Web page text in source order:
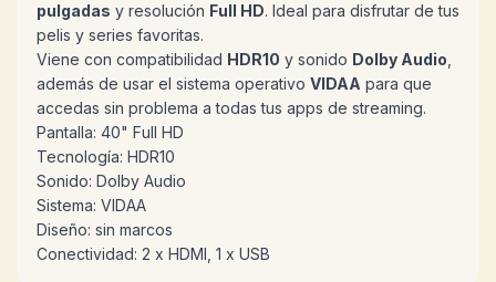
pulgadas y resolución Full HD. Ideal para disfrutar de tus
pelis y series favoritas.
Viene con compatibilidad HDR10 y sonido Dolby Audio
además de usar el sistema operativo VIDAA para que
accedas sin problema a todas tus apps de streaming.
Pantalla: 40" Full HD
Tecnología: HDR10
Sonido: Dolby Audio
Sistema: VIDAA
Diseño: sin marcos
Conectividad: 2 x HDMI, 1 x USB